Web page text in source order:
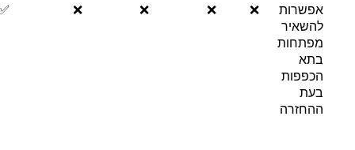
אפשרות
להשאיר
מפתחות
בתא
הכפפות
בעת
ההחזרה
❌
❌
❌
❌